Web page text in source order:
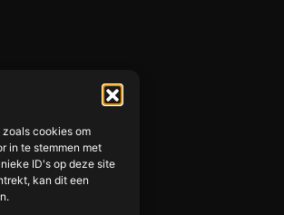
cookies om
in te stemmen met
ID's op deze site
kan dit een